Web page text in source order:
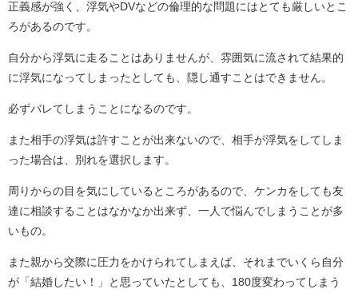
正義感が強く、浮気やDVなどの倫理的な問題にはとても厳しいとこ
ろがあるのです。
自分から浮気に走ることはありませんが、雰囲気に流されて結果的
に浮気になってしまったとしても、隠し通すことはできません。
必ずバレてしまうことになるのです。
また相手の浮気は許すことが出来ないので、相手が浮気をしてしま
った場合は、別れを選択します。
周りからの目を気にしているところがあるので、ケンカをしても友
達に相談することはなかなか出来ず、一人で悩んでしまうことが多
いもの。
また親から交際に圧力をかけられてしまえば、それまでいくら自分
が「結婚したい！」と思っていたとしても、180度変わってしまう